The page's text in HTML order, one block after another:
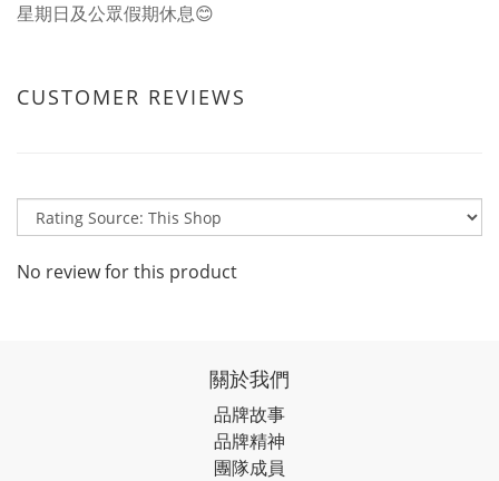
星期日及公眾假期休息😊
CUSTOMER REVIEWS
No review for this product
關於我們
品牌故事
品牌精神
團隊成員